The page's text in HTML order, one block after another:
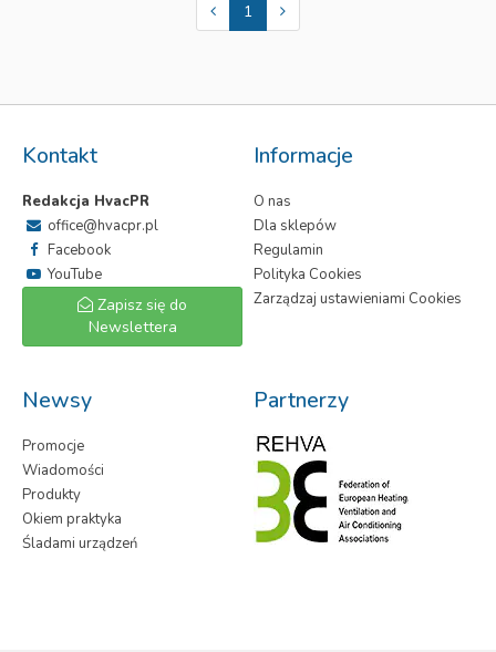
1
Kontakt
Redakcja HvacPR
office@hvacpr.pl
Facebook
YouTube
Zapisz się do
Newslettera
Informacje
O nas
Dla sklepów
Regulamin
Polityka Cookies
Zarządzaj ustawieniami Cookies
Newsy
Promocje
Wiadomości
Produkty
Okiem praktyka
Śladami urządzeń
Partnerzy